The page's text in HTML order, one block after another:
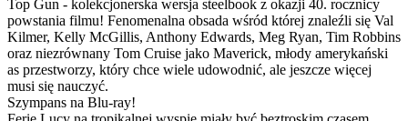
Top Gun - kolekcjonerska wersja steelbook z okazji 40. rocznicy
powstania filmu! Fenomenalna obsada wśród której znaleźli się Val
Kilmer, Kelly McGillis, Anthony Edwards, Meg Ryan, Tim Robbins
oraz niezrównany Tom Cruise jako Maverick, młody amerykański
as przestworzy, który chce wiele udowodnić, ale jeszcze więcej
musi się nauczyć.
Szympans na Blu-ray!